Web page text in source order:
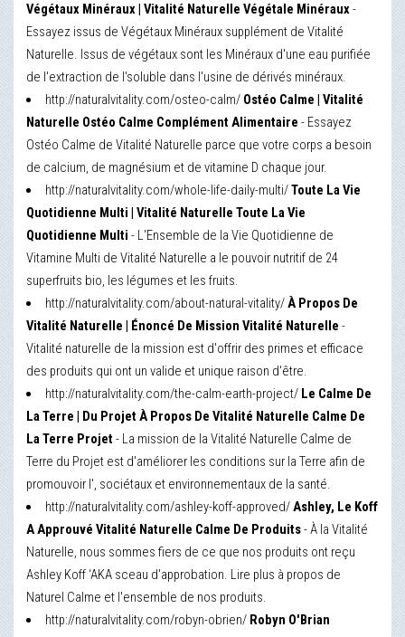
Végétaux Minéraux | Vitalité Naturelle Végétale Minéraux-
Essayez issus de Végétaux Minéraux supplément de Vitalité
Naturelle. Issus de végétaux sont les Minéraux d'une eau purifiée
de l'extraction de l'soluble dans l'usine de dérivés minéraux.
http://naturalvitality.com/osteo-calm/ Ostéo Calme | Vitalité
Naturelle Ostéo Calme Complément Alimentaire - Essayez
Ostéo Calme de Vitalité Naturelle parce que votre corps a besoin
de calcium, de magnésium et de vitamine D chaque jour.
http://naturalvitality.com/whole-life-daily-multi/Toute La Vie
Quotidienne Multi | Vitalité Naturelle Toute La Vie
Quotidienne Multi - L'Ensemble de la Vie Quotidienne de
Vitamine Multi de Vitalité Naturelle a le pouvoir nutritif de 24
superfruits bio, les légumes et les fruits.
http://naturalvitality.com/about-natural-vitality/À Propos De
Vitalité Naturelle | Énoncé De Mission Vitalité Naturelle -
Vitalité naturelle de la mission est d'offrir des primes et efficace
des produits qui ont un valide et unique raison d'être.
http://naturalvitality.com/the-calm-earth-project/ Le Calme De
La Terre | Du Projet À Propos De Vitalité Naturelle Calme De
La Terre Projet - La mission de la Vitalité Naturelle Calme de
Terre du Projet est d'améliorer les conditions sur la Terre afin de
promouvoir l', sociétaux et environnementaux de la santé.
http://naturalvitality.com/ashley-koff-approved/Ashley, Le Koff
A Approuvé Vitalité Naturelle Calme De Produits- À la Vitalité
Naturelle, nous sommes fiers de ce que nos produits ont reçu
Ashley Koff ‘AKA sceau d'approbation. Lire plus à propos de
Naturel Calme et l'ensemble de nos produits.
http://naturalvitality.com/robyn-obrien/ Robyn O'Brian